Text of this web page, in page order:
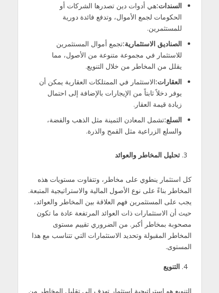
السندات:هي أدوات دين تصدرها الشركات أو
الحكومات لجمع الأموال، وتدفع فائدة دورية
للمستثمرين.
الصناديق الاستثمارية:تجمع أموال المستثمرين
للاستثمار في مجموعة متنوعة من الأصول، مما
يقلل من المخاطر من خلال التنويع.
العقارات:الاستثمار في الممتلكات العقارية يمكن أن
يوفر دخلاً ثابتاً من الإيجارات بالإضافة إلى احتمال
زيادة قيمة العقار.
السلع:تشمل المعادن الثمينة مثل الذهب والفضة،
والسلع الزراعية مثل القمح والذرة.
تحليل المخاطر والعوائد
كل استثمار ينطوي على مخاطر، وتتفاوت مستويات هذه
المخاطر بناءً على نوع الأصول المالية والاستراتيجية المتبعة.
يجب على المستثمرين فهم العلاقة بين المخاطر والعوائد،
حيث أن الاستثمارات ذات العوائد المرتفعة عادة ما تكون
مصحوبة بمخاطر أكبر. من الضروري تقييم مستوى
المخاطر المقبولة وتحديد الاستثمارات التي تتناسب مع هذا
المستوى.
التنويع
التنويع هو استراتيجية استثمار تهدف إلى تقليل المخاطر من